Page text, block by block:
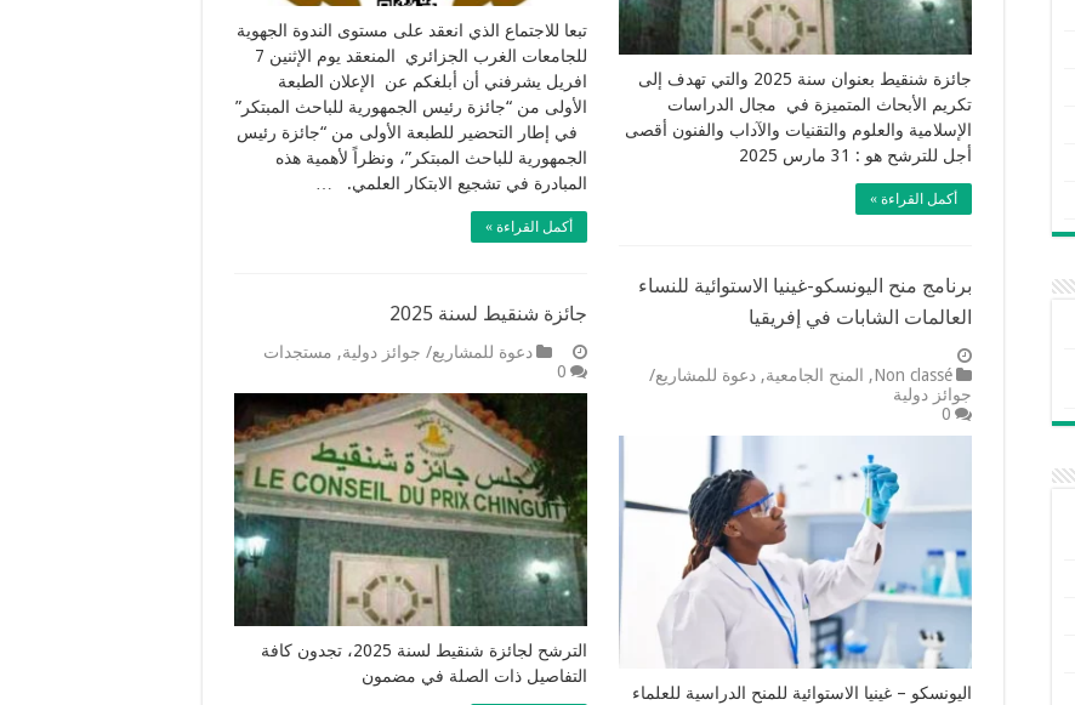
تبعا للاجتماع الذي انعقد على مستوى الندوة الجهوية
للجامعات الغرب الجزائري المنعقد يوم الإثنين 7
افريل يشرفني أن أبلغكم عن الإعلان الطبعة
الأولى من “جائزة رئيس الجمهورية للباحث المبتكر”
في إطار التحضير للطبعة الأولى من “جائزة رئيس
الجمهورية للباحث المبتكر”، ونظراً لأهمية هذه
المبادرة في تشجيع الابتكار العلمي. …
أكمل القراءة »
جائزة شنقيط بعنوان سنة 2025 والتي تهدف إلى
تكريم الأبحاث المتميزة في مجال الدراسات
الإسلامية والعلوم والتقنيات والآداب والفنون أقصى
أجل للترشح هو : 31 مارس 2025
أكمل القراءة »
برنامج منح اليونسكو-غينيا الاستوائية للنساء
العالمات الشابات في إفريقيا
Non classé
, المنح الجامعية,دعوة للمشاريع/
جوائز دولية
0
اليونسكو – غينيا الاستوائية للمنح الدراسية للعلماء
جائزة شنقيط لسنة 2025
دعوة للمشاريع/ جوائز دولية, مستجدات
0
الترشح لجائزة شنقيط لسنة 2025، تجدون كافة
التفاصيل ذات الصلة في مضمون